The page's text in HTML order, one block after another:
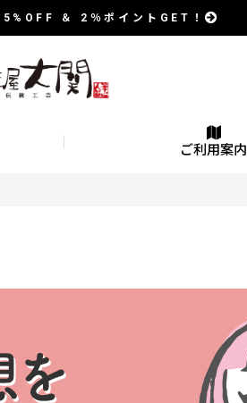
5%OFF ＆ 2％ポイントGET！
ご利用案内